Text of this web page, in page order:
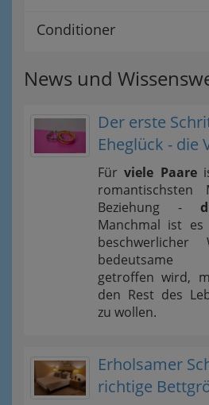
Conditioner
News und
Der erste
Eheglück - die
Fürviele Paare
romantischsten
Beziehung -
Manchmal ist
bedeutsame
getroffen wird,
den Rest des
zu wollen.
Erholsamer
richtige